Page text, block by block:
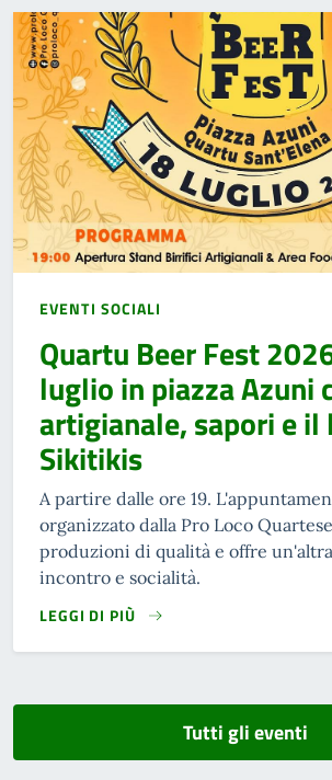
EVENTI SOCIALI
Quartu Beer Fest
luglio in piazza Azuni
artigianale, sapori e il
Sikitikis
A partire dalle ore 19.
organizzato dalla Pro Loco
produzioni di qualità e offre
incontro e socialità.
LEGGI DI PIÙ
Tutti gli eventi